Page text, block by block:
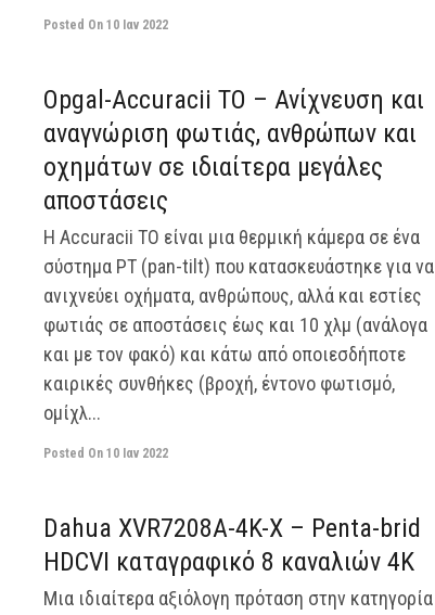
Posted On 10 Ιαν 2022
Opgal-Accuracii TO – Ανίχνευση και
αναγνώριση φωτιάς, ανθρώπων και
οχημάτων σε ιδιαίτερα μεγάλες
αποστάσεις
Η Accuracii TO είναι μια θερμική κάμερα σε ένα
σύστημα PT (pan-tilt) που κατασκευάστηκε για να
ανιχνεύει οχήματα, ανθρώπους, αλλά και εστίες
φωτιάς σε αποστάσεις έως και 10 χλμ (ανάλογα
και με τον φακό) και κάτω από οποιεσδήποτε
καιρικές συνθήκες (βροχή, έντονο φωτισμό,
ομίχλ...
Posted On 10 Ιαν 2022
Dahua XVR7208A-4K-X – Penta-brid
HDCVI καταγραφικό 8 καναλιών 4Κ
Μια ιδιαίτερα αξιόλογη πρόταση στην κατηγορία